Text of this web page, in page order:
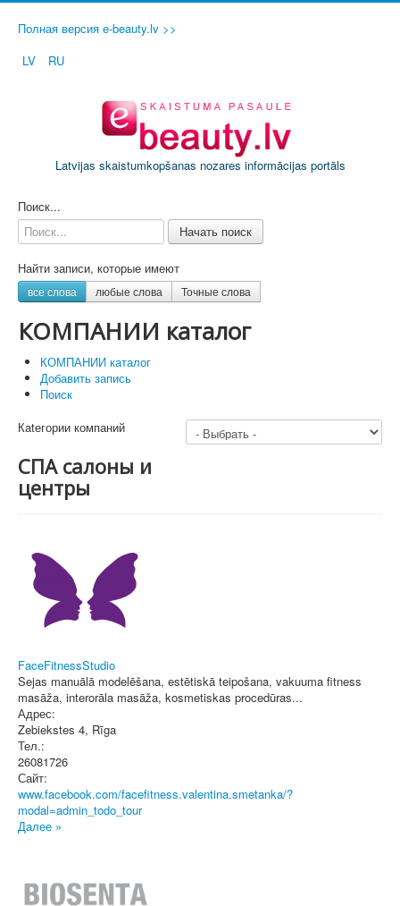
Полная версия e-beauty.lv >>
LV
RU
Latvijas skaistumkopšanas nozares informācijas portāls
Поиск...
Начать поиск
Найти записи, которые имеют
все слова любые слова Точные слова
КОМПАНИИ каталог
КОМПАНИИ каталог
Добавить запись
Поиск
Кatегории компаний
СПА салоны и
центры
FaceFitnessStudio
Sejas manuālā modelēšana, estētiskā teipošana, vakuuma fitness
masāža, interorāla masāža, kosmetiskas procedūras...
Адрес:
Zebiekstes 4, Rīga
Тел.:
26081726
Сайт:
www.facebook.com/facefitness.valentina.smetanka/?
modal=admin_todo_tour
Далее »